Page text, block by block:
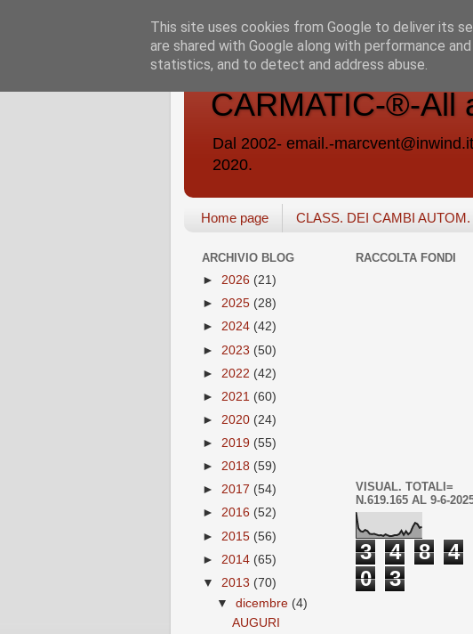
CARMATIC-®-All
Dal 2002- email.-
2020.
Home page CLASS. DEI CAMBI AUTOM.
ARCHIVIO BLOG
► 2026 (21)
► 2025 (28)
► 2024 (42)
► 2023 (50)
► 2022 (42)
► 2021 (60)
► 2020 (24)
► 2019 (55)
► 2018 (59)
► 2017 (54)
► 2016 (52)
► 2015 (56)
► 2014 (65)
▼ 2013 (70)
▼dicembre (4)
AUGURI
RACCOLTA FONDI
VISUAL. TOTALI=
N.619.165 AL 9-6-
3 4 8
4
0
3
This site uses cookies from Google to deliver its
are shared with Google along with performance
statistics, and to detect and address abuse.